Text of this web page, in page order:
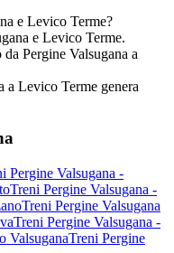
e Levico Terme?
e Levico Terme.
Pergine Valsugana a
a Levico Terme genera
Pergine Valsugana -
Treni Pergine Valsugana -
Treni Pergine Valsugana
Treni Pergine Valsugana -
ValsuganaTreni Pergine